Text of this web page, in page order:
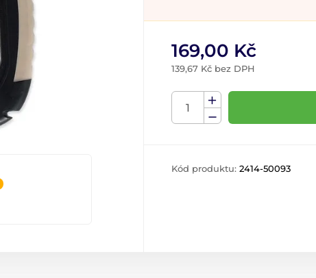
169,00 Kč
139,67 Kč bez DPH
Kód produktu: 2414-50093